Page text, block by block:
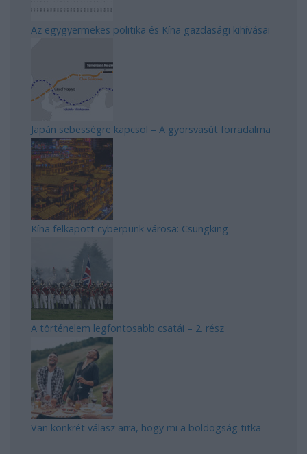
Az egygyermekes politika és Kína gazdasági kihívásai
Japán sebességre kapcsol – A gyorsvasút forradalma
Kína felkapott cyberpunk városa: Csungking
A történelem legfontosabb csatái – 2. rész
Van konkrét válasz arra, hogy mi a boldogság titka